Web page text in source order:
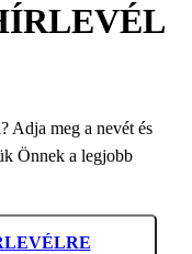
Adja meg a nevét és
Önnek a legjobb